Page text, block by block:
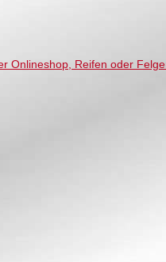
Onlineshop, Reifen oder